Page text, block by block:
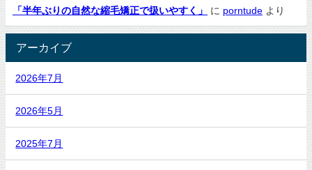
「半年ぶりの自然な縮毛矯正で扱いやすく」 に porntude より
アーカイブ
2026年7月
2026年5月
2025年7月